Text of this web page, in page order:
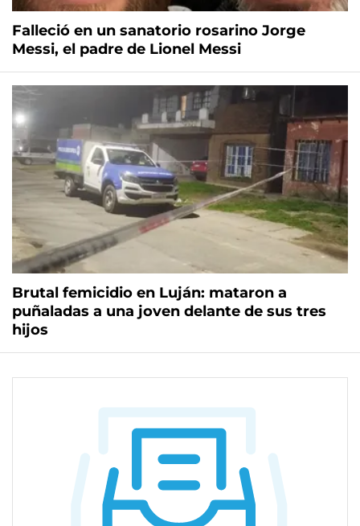
Falleció en un sanatorio rosarino Jorge
Messi, el padre de Lionel Messi
Brutal femicidio en Luján: mataron a
puñaladas a una joven delante de sus tres
hijos